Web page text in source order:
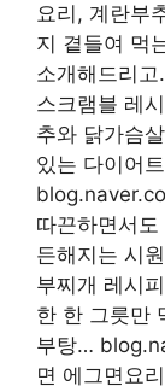
요리, 계란부
지 곁들여 먹
소개해드리
스크램블 레
추와 닭가슴
있는 다이어
따끈하면서
든해지는 시
부찌개 레시
한 한 그릇만
부탕…
면 에그면요